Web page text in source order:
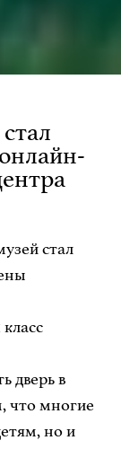
стал
дверь в
что многие
но и